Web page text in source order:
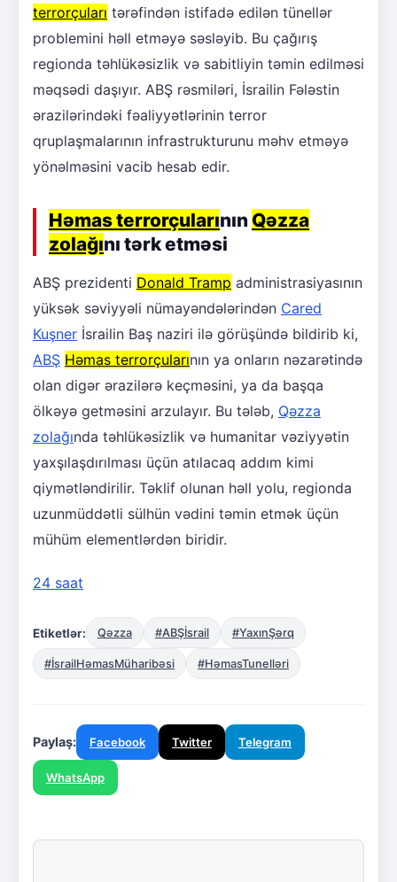
terrorçuları tərəfindən istifadə edilən tünellər
problemini həll etməyə səsləyib. Bu çağırış
regionda təhlükəsizlik və sabitliyin təmin edilməsi
məqsədi daşıyır. ABŞ rəsmiləri, İsrailin Fələstin
ərazilərindəki fəaliyyətlərinin terror
qruplaşmalarının infrastrukturunu məhv etməyə
yönəlməsini vacib hesab edir.
Həmas terrorçularının Qəzza
zolağını tərk etməsi
ABŞ prezidenti Donald Tramp administrasiyasının
yüksək səviyyəli nümayəndələrindən Cared
Kuşner İsrailin Baş naziri ilə görüşündə bildirib ki,
ABŞ Həmas terrorçularının ya onların nəzarətində
olan digər ərazilərə keçməsini, ya da başqa
ölkəyə getməsini arzulayır. Bu tələb, Qəzza
zolağında təhlükəsizlik və humanitar vəziyyətin
yaxşılaşdırılması üçün atılacaq addım kimi
qiymətləndirilir. Təklif olunan həll yolu, regionda
uzunmüddətli sülhün vədini təmin etmək üçün
mühüm elementlərdən biridir.
24 saat
Etiketlər: Qəzza #ABŞİsrail #YaxınŞərq
#İsrailHəmasMüharibəsi #HəmasTunelləri
Paylaş: Facebook Twitter Telegram
WhatsApp